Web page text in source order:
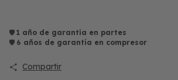
🛡️ 1 año de garantía en partes
🛡️ 6 años de garantía en compresor
Compartir